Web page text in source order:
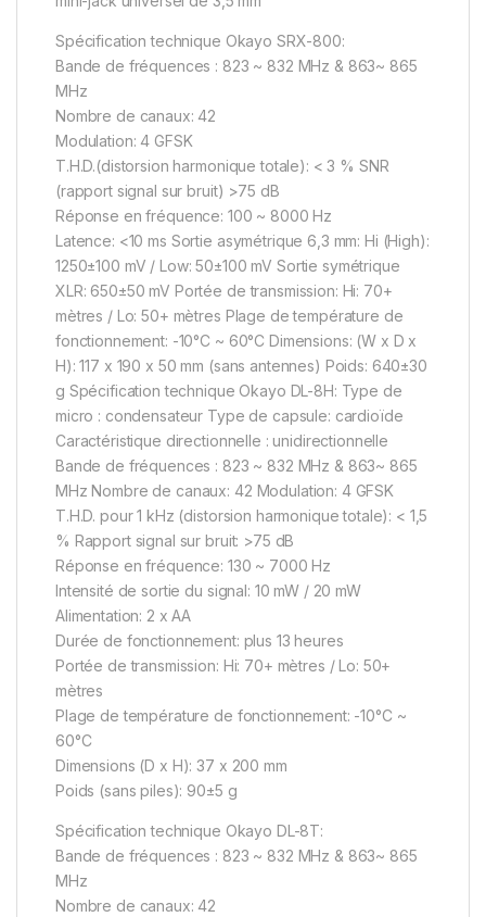
Spécification technique Okayo SRX-800:
Bande de fréquences : 823 ~ 832 MHz & 863~ 865
MHz
Nombre de canaux: 42
Modulation: 4 GFSK
T.H.D.(distorsion harmonique totale): < 3 % SNR
(rapport signal sur bruit) >75 dB
Réponse en fréquence: 100 ~ 8000 Hz
Latence: <10 ms Sortie asymétrique 6,3 mm: Hi (High):
1250±100 mV / Low: 50±100 mV Sortie symétrique
XLR: 650±50 mV Portée de transmission: Hi: 70+
mètres / Lo: 50+ mètres Plage de température de
fonctionnement: -10°C ~ 60°C Dimensions: (W x D x
H): 117 x 190 x 50 mm (sans antennes) Poids: 640±30
g Spécification technique Okayo DL-8H: Type de
micro : condensateur Type de capsule: cardioïde
Caractéristique directionnelle : unidirectionnelle
Bande de fréquences : 823 ~ 832 MHz & 863~ 865
MHz Nombre de canaux: 42 Modulation: 4 GFSK
T.H.D. pour 1 kHz (distorsion harmonique totale): < 1,5
% Rapport signal sur bruit: >75 dB
Réponse en fréquence: 130 ~ 7000 Hz
Intensité de sortie du signal: 10 mW / 20 mW
Alimentation: 2 x AA
Durée de fonctionnement: plus 13 heures
Portée de transmission: Hi: 70+ mètres / Lo: 50+
mètres
Plage de température de fonctionnement: -10°C ~
60°C
Dimensions (D x H): 37 x 200 mm
Poids (sans piles): 90±5 g
Spécification technique Okayo DL-8T:
Bande de fréquences : 823 ~ 832 MHz & 863~ 865
MHz
Nombre de canaux: 42